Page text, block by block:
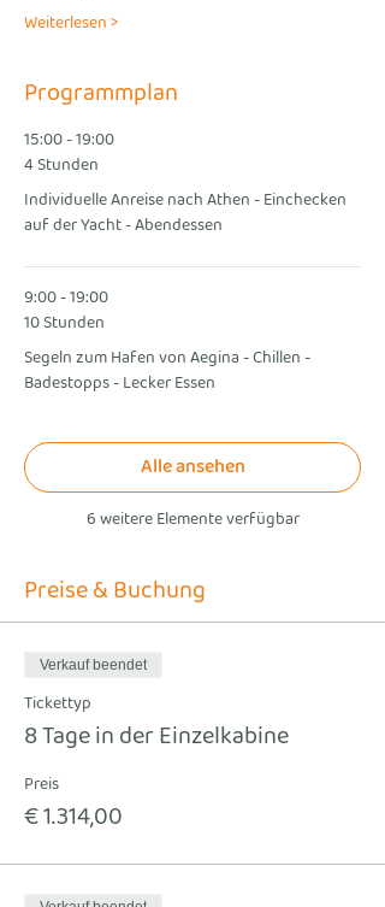
Weiterlesen >
Programmplan
15:00 - 19:00
4 Stunden
Individuelle Anreise nach Athen - Einchecken
auf der Yacht - Abendessen
9:00 - 19:00
10 Stunden
Segeln zum Hafen von Aegina - Chillen -
Badestopps - Lecker Essen
6 weitere Elemente verfügbar
Alle ansehen
Preise & Buchung
Verkauf beendet
Tickettyp
8 Tage in der Einzelkabine
Preis
€ 1.314,00